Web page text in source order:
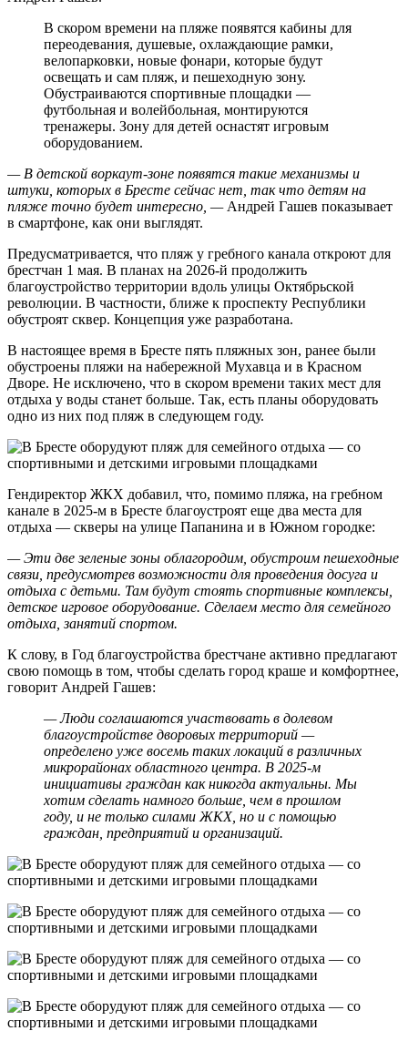
В скором времени на пляже появятся кабины для
переодевания, душевые, охлаждающие рамки,
велопарковки, новые фонари, которые будут
освещать и сам пляж, и пешеходную зону.
Обустраиваются спортивные площадки —
футбольная и волейбольная, монтируются
тренажеры. Зону для детей оснастят игровым
оборудованием.
— В детской воркаут-зоне появятся такие механизмы и
штуки, которых в Бресте сейчас нет, так что детям на
пляже точно будет интересно, —Андрей Гашев показывает
в смартфоне, как они выглядят.
Предусматривается, что пляж у гребного канала откроют для
брестчан 1 мая. В планах на 2026‑й продолжить
благоустройство территории вдоль улицы Октябрьской
революции. В частности, ближе к проспекту Республики
обустроят сквер. Концепция уже разработана.
В настоящее время в Бресте пять пляжных зон, ранее были
обустроены пляжи на набережной Мухавца и в Красном
Дворе. Не исключено, что в скором времени таких мест для
отдыха у воды станет больше. Так, есть планы оборудовать
одно из них под пляж в следующем году.
Гендиректор ЖКХ добавил, что, помимо пляжа, на гребном
канале в 2025‑м в Бресте благоустроят еще два места для
отдыха — скверы на улице Папанина и в Южном городке:
— Эти две зеленые зоны облагородим, обустроим пешеходные
связи, предусмотрев возможности для проведения досуга и
отдыха с детьми. Там будут стоять спортивные комплексы,
детское игровое оборудование. Сделаем место для семейного
отдыха, занятий спортом.
К слову, в Год благоустройства брестчане активно предлагают
свою помощь в том, чтобы сделать город краше и комфортнее,
говорит Андрей Гашев:
— Люди соглашаются участвовать в долевом
благоустройстве дворовых территорий —
определено уже восемь таких локаций в различных
микрорайонах областного центра. В 2025‑м
инициативы граждан как никогда актуальны. Мы
хотим сделать намного больше, чем в прошлом
году, и не только силами ЖКХ, но и с помощью
граждан, предприятий и организаций.